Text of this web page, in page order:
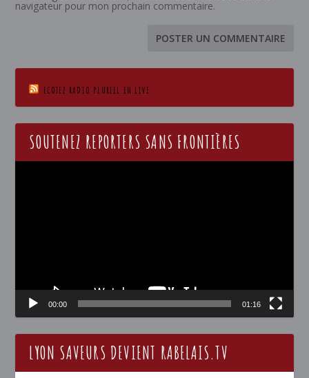
navigateur pour mon prochain commentaire.
ECOTEZ RADIO PLURIEL EN LIVE
SOUTENEZ REPORTERS SANS FRONTIÈRES
00:00 01:16
LYON SAVEURS DEVIENT RABELAIS.TV